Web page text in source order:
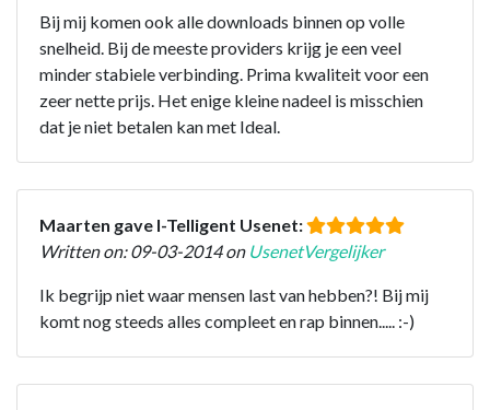
Bij mij komen ook alle downloads binnen op volle
snelheid. Bij de meeste providers krijg je een veel
minder stabiele verbinding. Prima kwaliteit voor een
zeer nette prijs. Het enige kleine nadeel is misschien
dat je niet betalen kan met Ideal.
Maarten gave I-Telligent Usenet:
Written on: 09-03-2014 on UsenetVergelijker
Ik begrijp niet waar mensen last van hebben?! Bij mij
komt nog steeds alles compleet en rap binnen..... :-)